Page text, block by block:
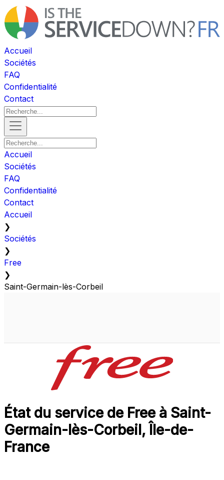
Accueil
Sociétés
FAQ
Confidentialité
Contact
Accueil
Sociétés
FAQ
Confidentialité
Contact
Accueil
❯
Sociétés
❯
Free
❯
Saint-Germain-lès-Corbeil
État du service de Free à Saint-
Germain-lès-Corbeil, Île-de-
France